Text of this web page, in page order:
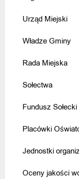
Urząd Miejski
Władze Gminy
Rada Miejska
Sołectwa
Fundusz
Placówki
Jednostki
Oceny jakości